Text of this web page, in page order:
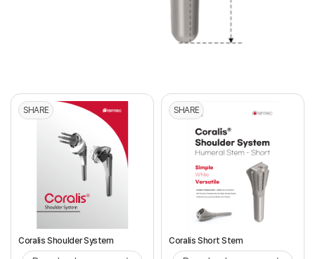
Coralis Shoulder System
SHARE
Coralis Short Stem
SHARE